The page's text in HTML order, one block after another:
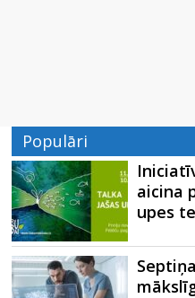
Populāri
aicina
upes